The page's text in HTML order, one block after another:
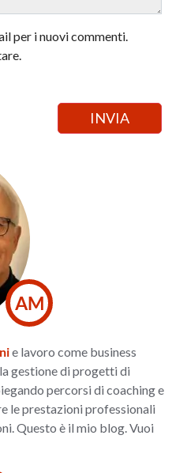
per i nuovi commenti.
AM
e lavoro come business
gestione di progetti di
percorsi di coaching e
le prestazioni professionali
Questo è il mio blog. Vuoi